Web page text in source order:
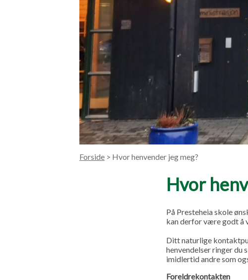
Forside > Hvor henvender jeg meg?
Hvor
På Presteheia skole
kan derfor være godt å
Ditt naturlige
henvendelser ringer du
imidlertid andre som
Foreldrekontakten